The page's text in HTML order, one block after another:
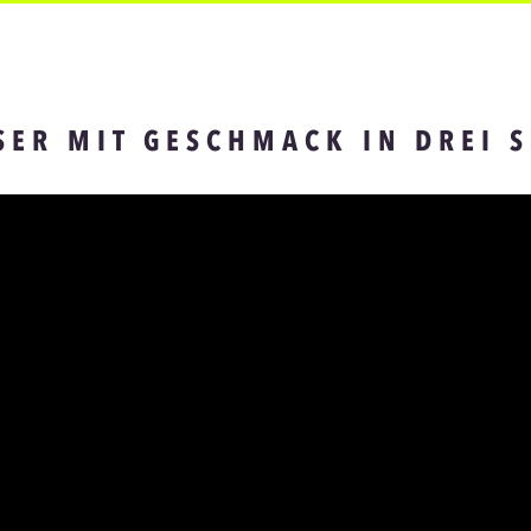
MIT GESCHMACK IN DREI